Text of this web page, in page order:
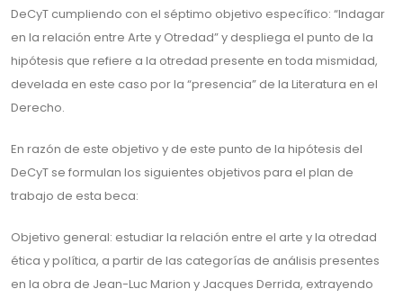
DeCyT cumpliendo con el séptimo objetivo específico: “Indagar
en la relación entre Arte y Otredad” y despliega el punto de la
hipótesis que refiere a la otredad presente en toda mismidad,
develada en este caso por la “presencia” de la Literatura en el
Derecho.
En razón de este objetivo y de este punto de la hipótesis del
DeCyT se formulan los siguientes objetivos para el plan de
trabajo de esta beca:
Objetivo general: estudiar la relación entre el arte y la otredad
ética y política, a partir de las categorías de análisis presentes
en la obra de Jean-Luc Marion y Jacques Derrida, extrayendo